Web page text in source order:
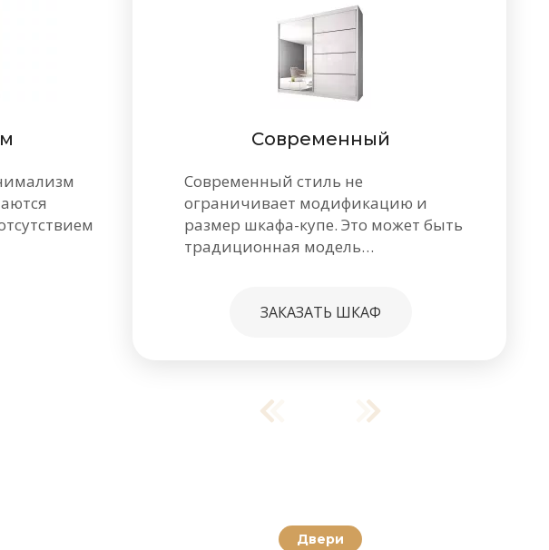
Современный
Современный стиль не
ограничивает модификацию и
размер шкафа-купе. Это может быть
традиционная модель…
ЗАКАЗАТЬ ШКАФ
Двери